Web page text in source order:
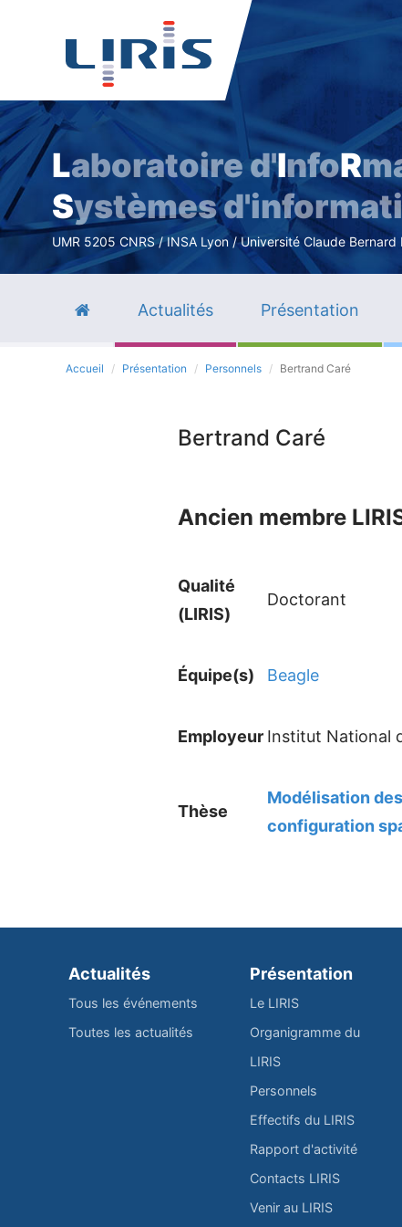
Laboratoire d'InfoR
Systèmes
UMR 5205 CNRS / INSA Lyon / Université Claude
Actualités Présentation
Accueil Présentation Personnels Bertrand Caré
Bertrand Caré
Ancien membre
Qualité
(LIRIS)
Doctorant
Équipe(s) Beagle
Employeur Institut National
Thèse
Modélisation
configuration
Actualités
Tous les événements
Toutes les actualités
Présentation
Le LIRIS
Organigramme du
LIRIS
Personnels
Effectifs du LIRIS
Rapport d'activité
Contacts LIRIS
Venir au LIRIS